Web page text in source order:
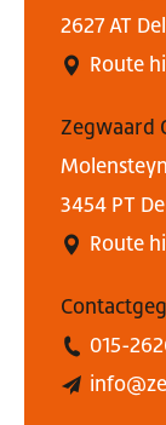
2627 AT
Route
Zegwaard
3454 PT
Route
015-